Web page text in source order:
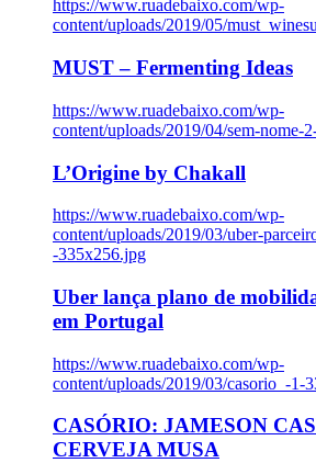
https://www.ruadebaixo.com/wp-
content/uploads/2019/05/
MUST – Fermenting Ideas
https://www.ruadebaixo.com/wp-
content/uploads/2019/04/sem-nome-
L’Origine by Chakall
https://www.ruadebaixo.com/wp-
content/uploads/2019/03/uber-
-335x256.jpg
Uber lança plano de
em Portugal
https://www.ruadebaixo.com/wp-
content/uploads/2019/03/casorio_-1-
CASÓRIO: JAMESON
CERVEJA MUSA